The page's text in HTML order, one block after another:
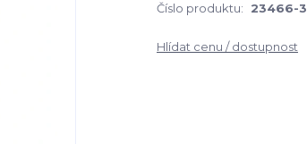
Číslo produktu: 23466-3
Hlídat cenu / dostupnost